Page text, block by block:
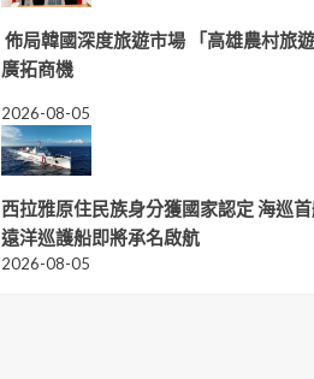
佈局韓國深度旅遊市場 「高雄農村旅
廣拓商機
2026-08-05
西拉雅原住民族身分獲國家認定 海巡
遠洋巡護船即將承名啟航
2026-08-05